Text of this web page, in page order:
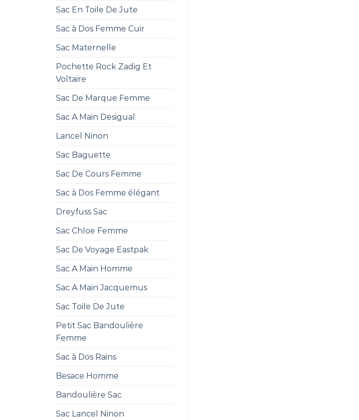
Sac En Toile De Jute
Sac à Dos Femme Cuir
Sac Maternelle
Pochette Rock Zadig Et
Voltaire
Sac De Marque Femme
Sac A Main Desigual
Lancel Ninon
Sac Baguette
Sac De Cours Femme
Sac à Dos Femme élégant
Dreyfuss Sac
Sac Chloe Femme
Sac De Voyage Eastpak
Sac A Main Homme
Sac A Main Jacquemus
Sac Toile De Jute
Petit Sac Bandoulière
Femme
Sac à Dos Rains
Besace Homme
Bandoulière Sac
Sac Lancel Ninon